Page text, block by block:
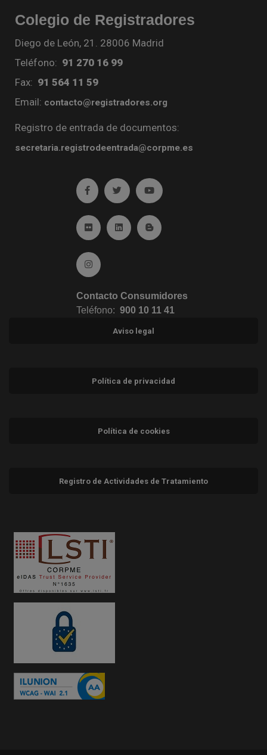
Colegio de Registradores
Diego de León, 21. 28006 Madrid
Teléfono: 91 270 16 99
Fax: 91 564 11 59
Email: contacto@registradores.org
Registro de entrada de documentos:
secretaria.registrodeentrada@corpme.es
Ir a facebook (abre en ventana nueva)
Ir a twitter (abre en ventana nueva)
Ir a YouTube (abre en
Ir a Flickr (abre en ventana nueva)
Ir a Linkedin (abre en ventana nueva)
Ir al Blog (abre en ventana
Ir a Instagram (abre en ventana nueva)
Contacto Consumidores
Teléfono: 900 10 11 41
Aviso legal
Política de privacidad
Política de cookies
Registro de Actividades de Tratamiento